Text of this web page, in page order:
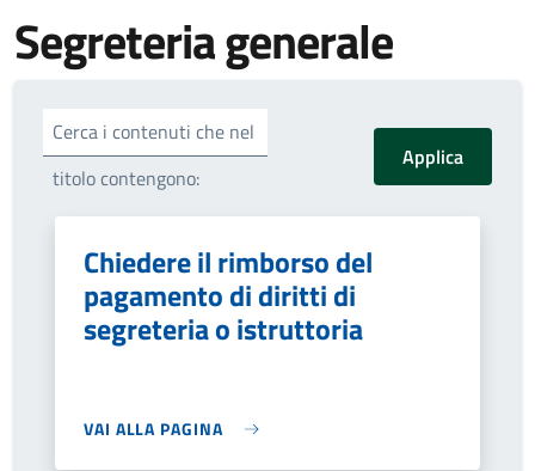
Segreteria generale
Cerca i contenuti che nel
titolo contengono:
Chiedere il rimborso del
pagamento di diritti di
segreteria o istruttoria
VAI ALLA PAGINA